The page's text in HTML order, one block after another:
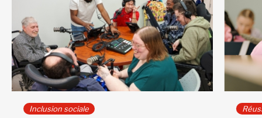
Inclusion sociale